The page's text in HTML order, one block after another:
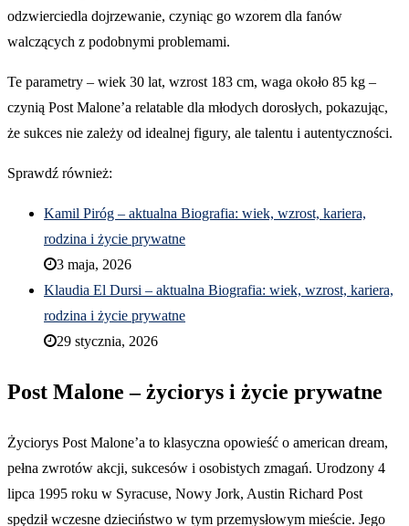
odzwierciedla dojrzewanie, czyniąc go wzorem dla fanów
walczących z podobnymi problemami.
Te parametry – wiek 30 lat, wzrost 183 cm, waga około 85 kg –
czynią Post Malone’a relatable dla młodych dorosłych, pokazując,
że sukces nie zależy od idealnej figury, ale talentu i autentyczności.
Sprawdź również:
Kamil Piróg – aktualna Biografia: wiek, wzrost, kariera,
rodzina i życie prywatne
3 maja, 2026
Klaudia El Dursi – aktualna Biografia: wiek, wzrost, kariera,
rodzina i życie prywatne
29 stycznia, 2026
Post Malone – życiorys i życie prywatne
Życiorys Post Malone’a to klasyczna opowieść o american dream,
pełna zwrotów akcji, sukcesów i osobistych zmagań. Urodzony 4
lipca 1995 roku w Syracuse, Nowy Jork, Austin Richard Post
spędził wczesne dzieciństwo w tym przemysłowym mieście. Jego